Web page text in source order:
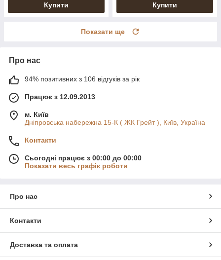
Купити Купити
Показати ще
Про нас
94% позитивних з 106 відгуків за рік
Працює з 12.09.2013
м. Київ
Дніпровська набережна 15-К ( ЖК Грейт ), Київ, Україна
Контакти
Сьогодні працює з 00:00 до 00:00
Показати весь графік роботи
Про нас
Контакти
Доставка та оплата